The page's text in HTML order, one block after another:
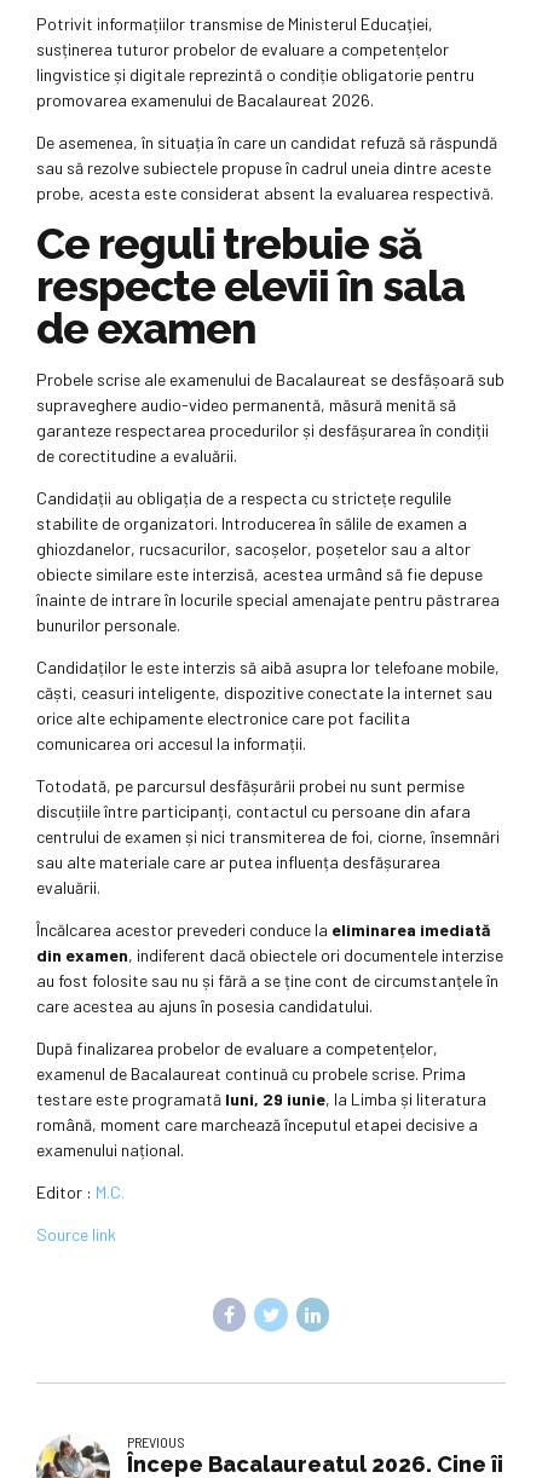
Potrivit informațiilor transmise de Ministerul Educației,
susținerea tuturor probelor de evaluare a competențelor
lingvistice și digitale reprezintă o condiție obligatorie pentru
promovarea examenului de Bacalaureat 2026.
De asemenea, în situația în care un candidat refuză să răspundă
sau să rezolve subiectele propuse în cadrul uneia dintre aceste
probe, acesta este considerat absent la evaluarea respectivă.
Ce reguli trebuie să
respecte elevii în sala
de examen
Probele scrise ale examenului de Bacalaureat se desfășoară sub
supraveghere audio-video permanentă, măsură menită să
garanteze respectarea procedurilor și desfășurarea în condiții
de corectitudine a evaluării.
Candidații au obligația de a respecta cu strictețe regulile
stabilite de organizatori. Introducerea în sălile de examen a
ghiozdanelor, rucsacurilor, sacoșelor, poșetelor sau a altor
obiecte similare este interzisă, acestea urmând să fie depuse
înainte de intrare în locurile special amenajate pentru păstrarea
bunurilor personale.
Candidaților le este interzis să aibă asupra lor telefoane mobile,
căști, ceasuri inteligente, dispozitive conectate la internet sau
orice alte echipamente electronice care pot facilita
comunicarea ori accesul la informații.
Totodată, pe parcursul desfășurării probei nu sunt permise
discuțiile între participanți, contactul cu persoane din afara
centrului de examen și nici transmiterea de foi, ciorne, însemnări
sau alte materiale care ar putea influența desfășurarea
evaluării.
Încălcarea acestor prevederi conduce la eliminarea imediată
din examen, indiferent dacă obiectele ori documentele interzise
au fost folosite sau nu și fără a se ține cont de circumstanțele în
care acestea au ajuns în posesia candidatului.
După finalizarea probelor de evaluare a competențelor,
examenul de Bacalaureat continuă cu probele scrise. Prima
testare este programată luni, 29 iunie, la Limba și literatura
română, moment care marchează începutul etapei decisive a
examenului național.
Editor : M.C.
Source link
PREVIOUS
Începe Bacalaureatul 2026. Cine îi